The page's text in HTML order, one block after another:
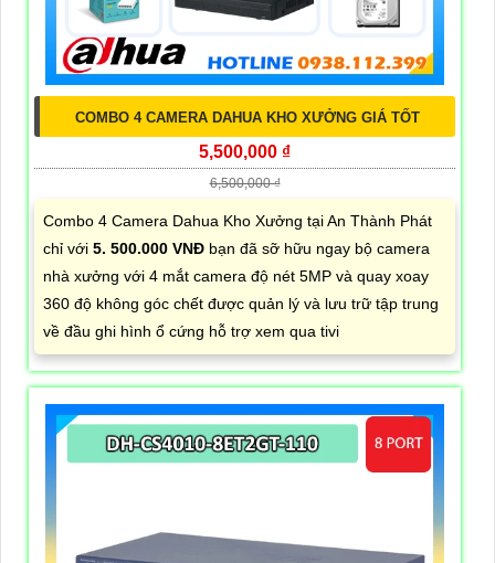
COMBO 4 CAMERA DAHUA KHO XƯỞNG GIÁ TỐT
5,500,000 ₫
6,500,000 ₫
Combo 4 Camera Dahua Kho Xưởng tại An Thành Phát
chỉ với 5. 500.000 VNĐ bạn đã sỡ hữu ngay bộ camera
nhà xưởng với 4 mắt camera độ nét 5MP và quay xoay
360 độ không góc chết được quản lý và lưu trữ tập trung
về đầu ghi hình ổ cứng hỗ trợ xem qua tivi